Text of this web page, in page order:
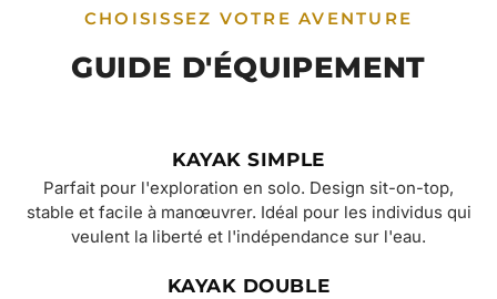
CHOISISSEZ VOTRE AVENTURE
GUIDE D'ÉQUIPEMENT
KAYAK SIMPLE
Parfait pour l'exploration en solo. Design sit-on-top,
stable et facile à manœuvrer. Idéal pour les individus qui
veulent la liberté et l'indépendance sur l'eau.
KAYAK DOUBLE